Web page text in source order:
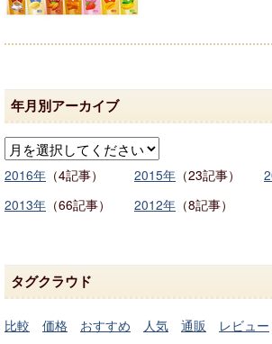
年月別アーカイブ
2016年 （4記事） 2015年 （23記事）
2013年 （66記事） 2012年 （8記事）
タグクラウド
比較 価格 おすすめ 人気 通販 レビュー